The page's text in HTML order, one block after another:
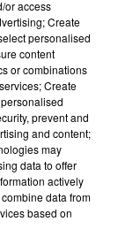
or access
Create
personalised
content
or combinations
Create
prevent and
and content;
may
data to offer
actively
data from
based on